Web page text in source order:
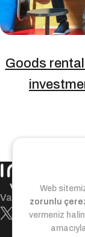
Goods
Value-bridge
Web
zorunlu
vermeniz